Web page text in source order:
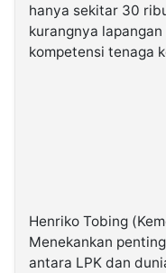
hanya sekitar 30
kurangnya
kompetensi tenaga
Henriko Tobing
Menekankan
antara LPK dan